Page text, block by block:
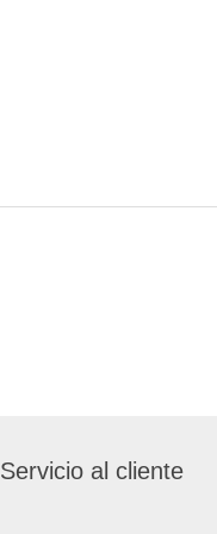
Servicio al cliente